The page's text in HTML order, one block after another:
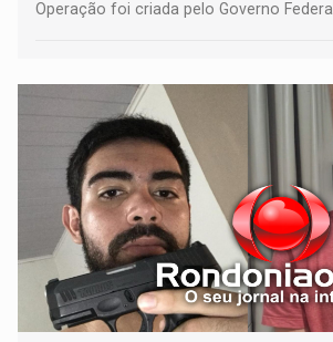
Operação foi criada pelo Governo Federal